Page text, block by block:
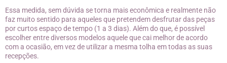
Essa medida, sem dúvida se torna mais econômica e realmente não
faz muito sentido para aqueles que pretendem desfrutar das peças
por curtos espaço de tempo (1 a 3 dias). Além do que, é possível
escolher entre diversos modelos aquele que cai melhor de acordo
com a ocasião, em vez de utilizar a mesma tolha em todas as suas
recepções.